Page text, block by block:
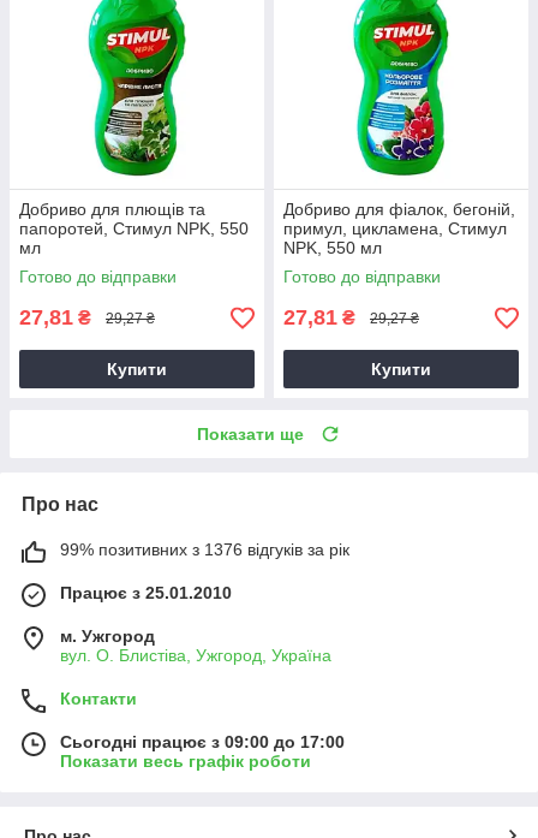
Добриво для плющів та
папоротей, Стимул NPK, 550
мл
Готово до відправки
27,81 ₴ 29,27 ₴
Купити
Добриво для фіалок, бегоній,
примул, цикламена, Стимул
NPK, 550 мл
Готово до відправки
27,81 ₴ 29,27 ₴
Купити
Показати ще
Про нас
99% позитивних з 1376 відгуків за рік
Працює з 25.01.2010
м. Ужгород
вул. О. Блистіва, Ужгород, Україна
Контакти
Сьогодні працює з 09:00 до 17:00
Показати весь графік роботи